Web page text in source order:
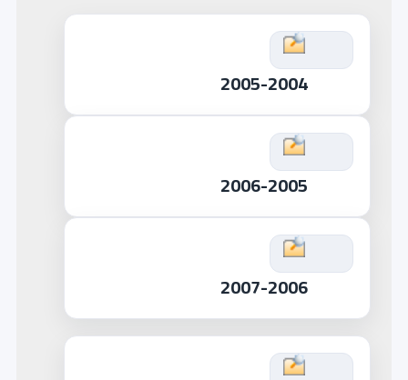
2005-2004
2006-2005
2007-2006